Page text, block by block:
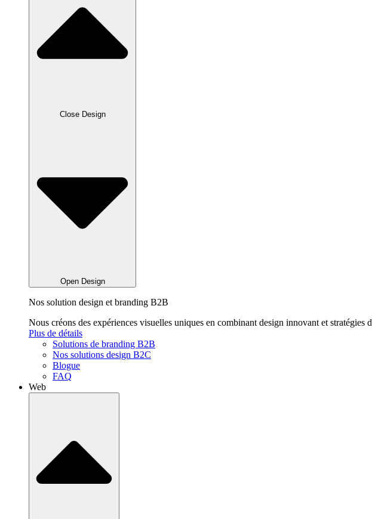
Close Design
Open Design
Nos solution design et branding B2B
Nous créons des expériences visuelles uniques en combinant design innovant et
Plus de détails
Solutions de branding B2B
Nos solutions design B2C
Blogue
FAQ
Web